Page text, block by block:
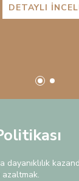
DETAYLI
dayanıklılık
azaltmak.